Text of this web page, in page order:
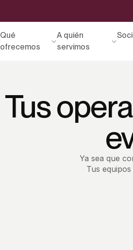
Qué
ofrecemos
A quién
servimos
Tus
Ya sea que
Tus